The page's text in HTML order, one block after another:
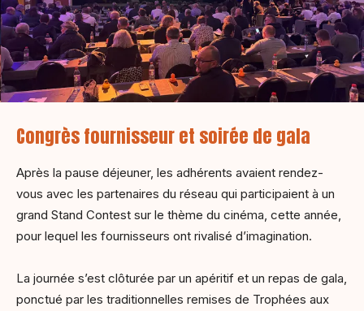
Congrès fournisseur et soirée de gala
Après la pause déjeuner, les adhérents avaient rendez-
vous avec les partenaires du réseau qui participaient à un
grand Stand Contest sur le thème du cinéma, cette année,
pour lequel les fournisseurs ont rivalisé d’imagination.
La journée s’est clôturée par un apéritif et un repas de gala,
ponctué par les traditionnelles remises de Trophées aux